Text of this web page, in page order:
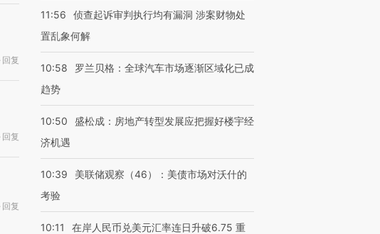
回复
回复
回复
11:56
侦查起诉审判执行均有漏洞 涉案财物处
置乱象何解
10:58
罗兰贝格：全球汽车市场逐渐区域化已成
趋势
10:50
盛松成：房地产转型发展应把握好楼宇经
济机遇
10:39
美联储观察（46）：美债市场对沃什的
考验
10:11
在岸人民币兑美元汇率连日升破6.75 重